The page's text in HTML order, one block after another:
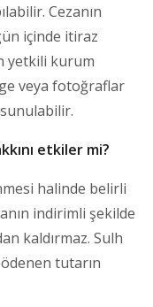
Cezanın
içinde itiraz
yetkili kurum
veya fotoğraflar
etkiler mi?
halinde belirli
indirimli şekilde
kaldırmaz. Sulh
tutarın